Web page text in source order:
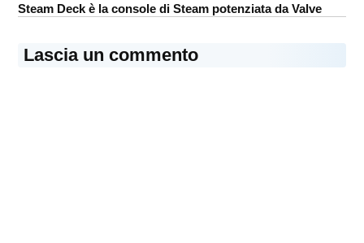
Steam Deck è la console di Steam potenziata da Valve
Lascia un commento